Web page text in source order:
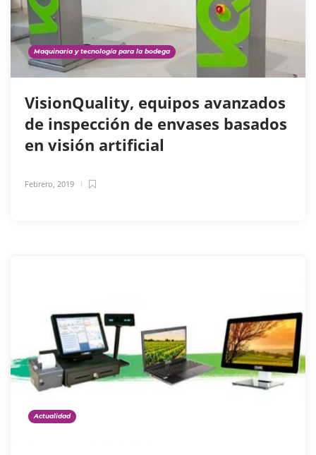
Maquinaria y tecnología para la bodega
VisionQuality, equipos avanzados
de inspección de envases basados
en visión artificial
Febrero, 2019
Actualidad